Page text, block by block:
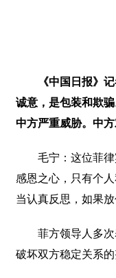
《中国日报》
诚意，是包装和欺
中方严重威胁。中
毛宁：这位菲
感恩之心，只有个
当认真反思，如果
菲方领导人多
破坏双方稳定关系的